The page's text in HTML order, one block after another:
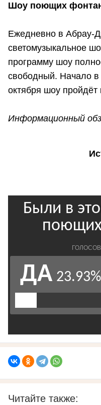
Шоу поющих
Ежедневно в Абрау-
светомузыкальное
программу шоу
свободный. Начало
октября шоу пройдёт
Информационный
Читайте также: